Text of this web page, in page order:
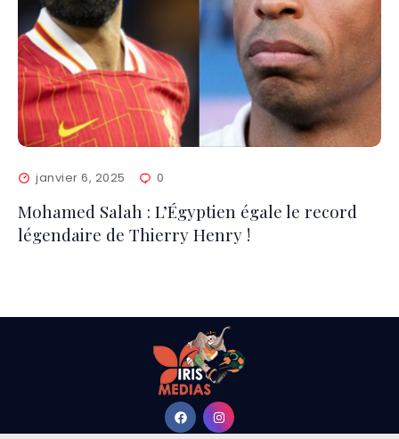
janvier 6, 2025 0
Mohamed Salah : L’Égyptien égale le record
légendaire de Thierry Henry !